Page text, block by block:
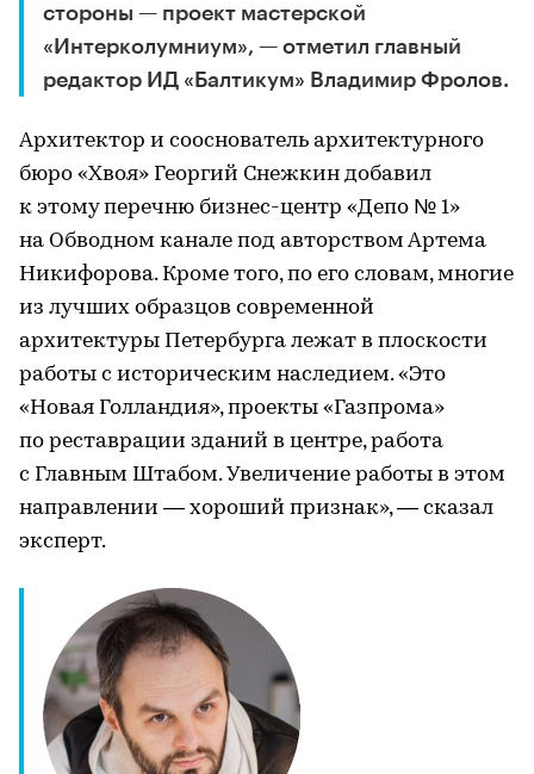
стороны — проект мастерской
«Интерколумниум», — отметил главный
редактор ИД «Балтикум» Владимир Фролов.
Архитектор и сооснователь архитектурного
бюро «Хвоя» Георгий Снежкин добавил
к этому перечню бизнес-центр «Депо № 1»
на Обводном канале под авторством Артема
Никифорова. Кроме того, по его словам, многие
из лучших образцов современной
архитектуры Петербурга лежат в плоскости
работы с историческим наследием. «Это
«Новая Голландия», проекты «Газпрома»
по реставрации зданий в центре, работа
с Главным Штабом. Увеличение работы в этом
направлении — хороший признак», — сказал
эксперт.